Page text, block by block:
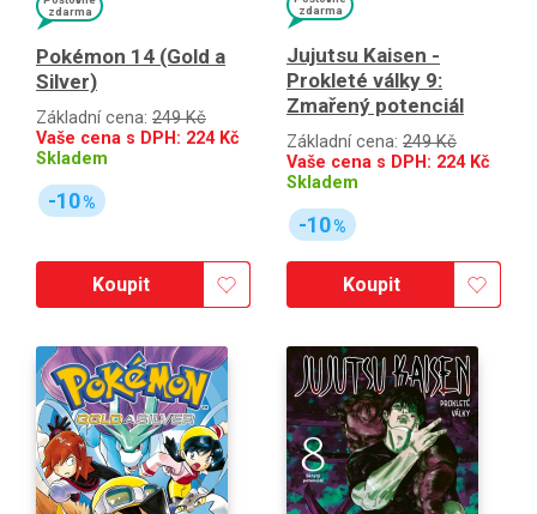
zdarma
Pokémon 14 (Gold a
Silver)
Základní cena: 249 Kč
Vaše cena s DPH: 224Kč
Skladem
-10%
Koupit
zdarma
Jujutsu Kaisen -
Prokleté války 9:
Zmařený potenciál
Základní cena: 249 Kč
Vaše cena s DPH: 224Kč
Skladem
-10%
Koupit